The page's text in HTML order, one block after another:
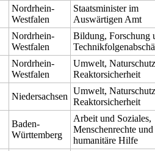
Nordrhein-
Westfalen
Staatsminister im
Auswärtigen Amt
Nordrhein-
Westfalen
Bildung, Forschung
Nordrhein-
Westfalen
Umwelt,
Reaktorsicherheit
Niedersachsen
Umwelt,
Reaktorsicherheit
Baden-
Württemberg
Arbeit und Soziales,
Menschenrechte und
humanitäre Hilfe